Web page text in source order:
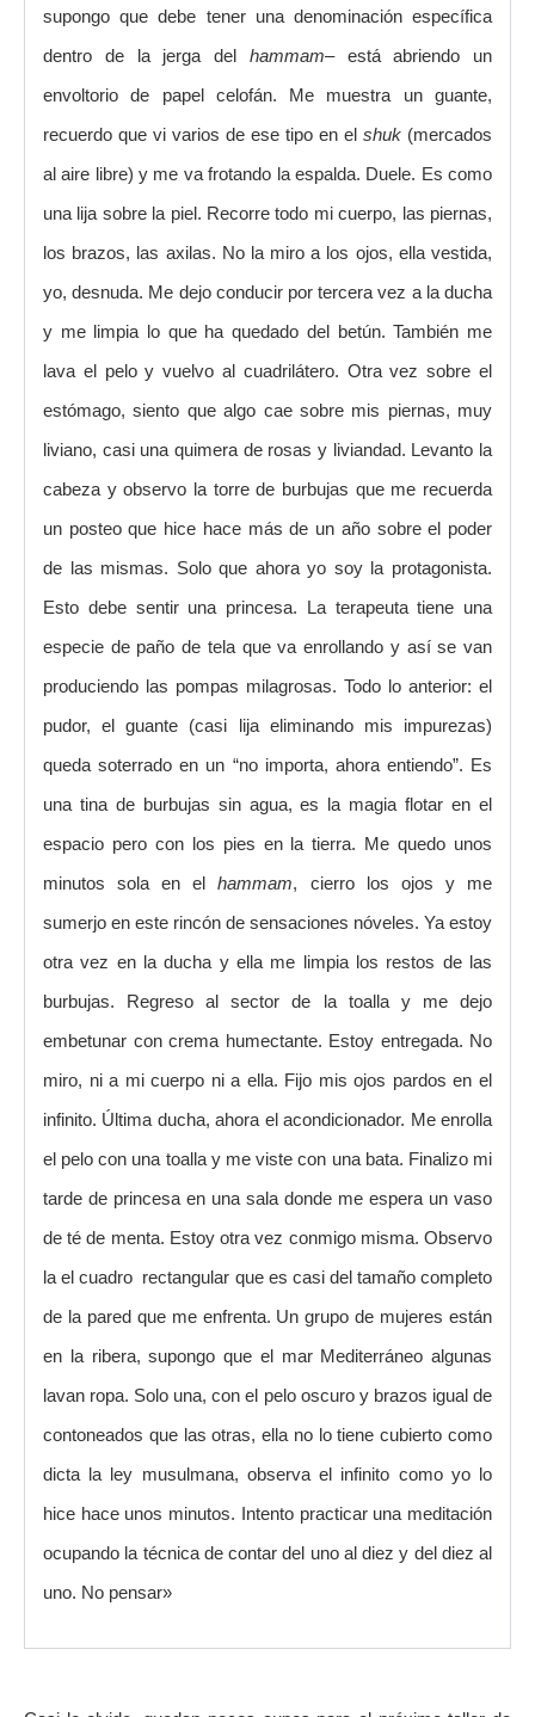
supongo que debe tener una denominación específica
dentro de la jerga del hammam– está abriendo un
envoltorio de papel celofán. Me muestra un guante,
recuerdo que vi varios de ese tipo en el shuk (mercados
al aire libre) y me va frotando la espalda. Duele. Es como
una lija sobre la piel. Recorre todo mi cuerpo, las piernas,
los brazos, las axilas. No la miro a los ojos, ella vestida,
yo, desnuda. Me dejo conducir por tercera vez a la ducha
y me limpia lo que ha quedado del betún. También me
lava el pelo y vuelvo al cuadrilátero. Otra vez sobre el
estómago, siento que algo cae sobre mis piernas, muy
liviano, casi una quimera de rosas y liviandad. Levanto la
cabeza y observo la torre de burbujas que me recuerda
un posteo que hice hace más de un año sobre el poder
de las mismas. Solo que ahora yo soy la protagonista.
Esto debe sentir una princesa. La terapeuta tiene una
especie de paño de tela que va enrollando y así se van
produciendo las pompas milagrosas. Todo lo anterior: el
pudor, el guante (casi lija eliminando mis impurezas)
queda soterrado en un “no importa, ahora entiendo”. Es
una tina de burbujas sin agua, es la magia flotar en el
espacio pero con los pies en la tierra. Me quedo unos
minutos sola en elhammam, cierro los ojos y me
sumerjo en este rincón de sensaciones nóveles. Ya estoy
otra vez en la ducha y ella me limpia los restos de las
burbujas. Regreso al sector de la toalla y me dejo
embetunar con crema humectante. Estoy entregada. No
miro, ni a mi cuerpo ni a ella. Fijo mis ojos pardos en el
infinito. Última ducha, ahora el acondicionador. Me enrolla
el pelo con una toalla y me viste con una bata. Finalizo mi
tarde de princesa en una sala donde me espera un vaso
de té de menta. Estoy otra vez conmigo misma. Observo
la el cuadro rectangular que es casi del tamaño completo
de la pared que me enfrenta. Un grupo de mujeres están
en la ribera, supongo que el mar Mediterráneo algunas
lavan ropa. Solo una, con el pelo oscuro y brazos igual de
contoneados que las otras, ella no lo tiene cubierto como
dicta la ley musulmana, observa el infinito como yo lo
hice hace unos minutos. Intento practicar una meditación
ocupando la técnica de contar del uno al diez y del diez al
uno. No pensar»